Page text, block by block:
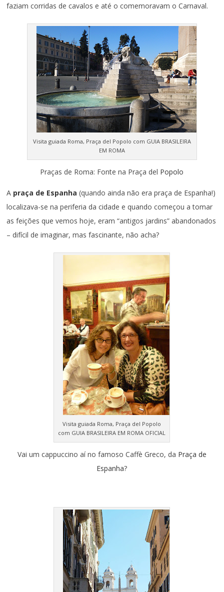
faziam corridas de cavalos e até o comemoravam o Carnaval.
Visita guiada Roma, Praça del Popolo com GUIA BRASILEIRA
EM ROMA
Praças de Roma: Fonte na Praça del Popolo
A praça de Espanha (quando ainda não era praça de Espanha!)
localizava-se na periferia da cidade e quando começou a tomar
as feições que vemos hoje, eram “antigos jardins” abandonados
– difícil de imaginar, mas fascinante, não acha?
Visita guiada Roma, Praça del Popolo
com GUIA BRASILEIRA EM ROMA OFICIAL
Vai um cappuccino aí no famoso Caffè Greco, da Praça de
Espanha?